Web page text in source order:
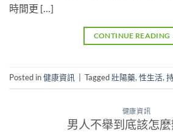
時間更 […]
CONTINUE READING
Posted in健康資訊 Tagged壯陽藥, 性生活,
健康資訊
男人不舉到底該怎麼